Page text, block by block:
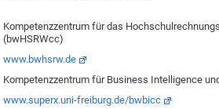
Kompetenzzentrum für das
(bwHSRWcc)
www.bwhsrw.de
Kompetenzzentrum für Business Intelligence
www.superx.uni-freiburg.de/bwbicc